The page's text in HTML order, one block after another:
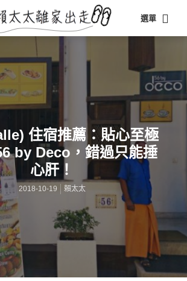
選單
住宿推薦：貼心至極
by Deco，錯過只能捶
心肝！
2018-10-19 賴太太